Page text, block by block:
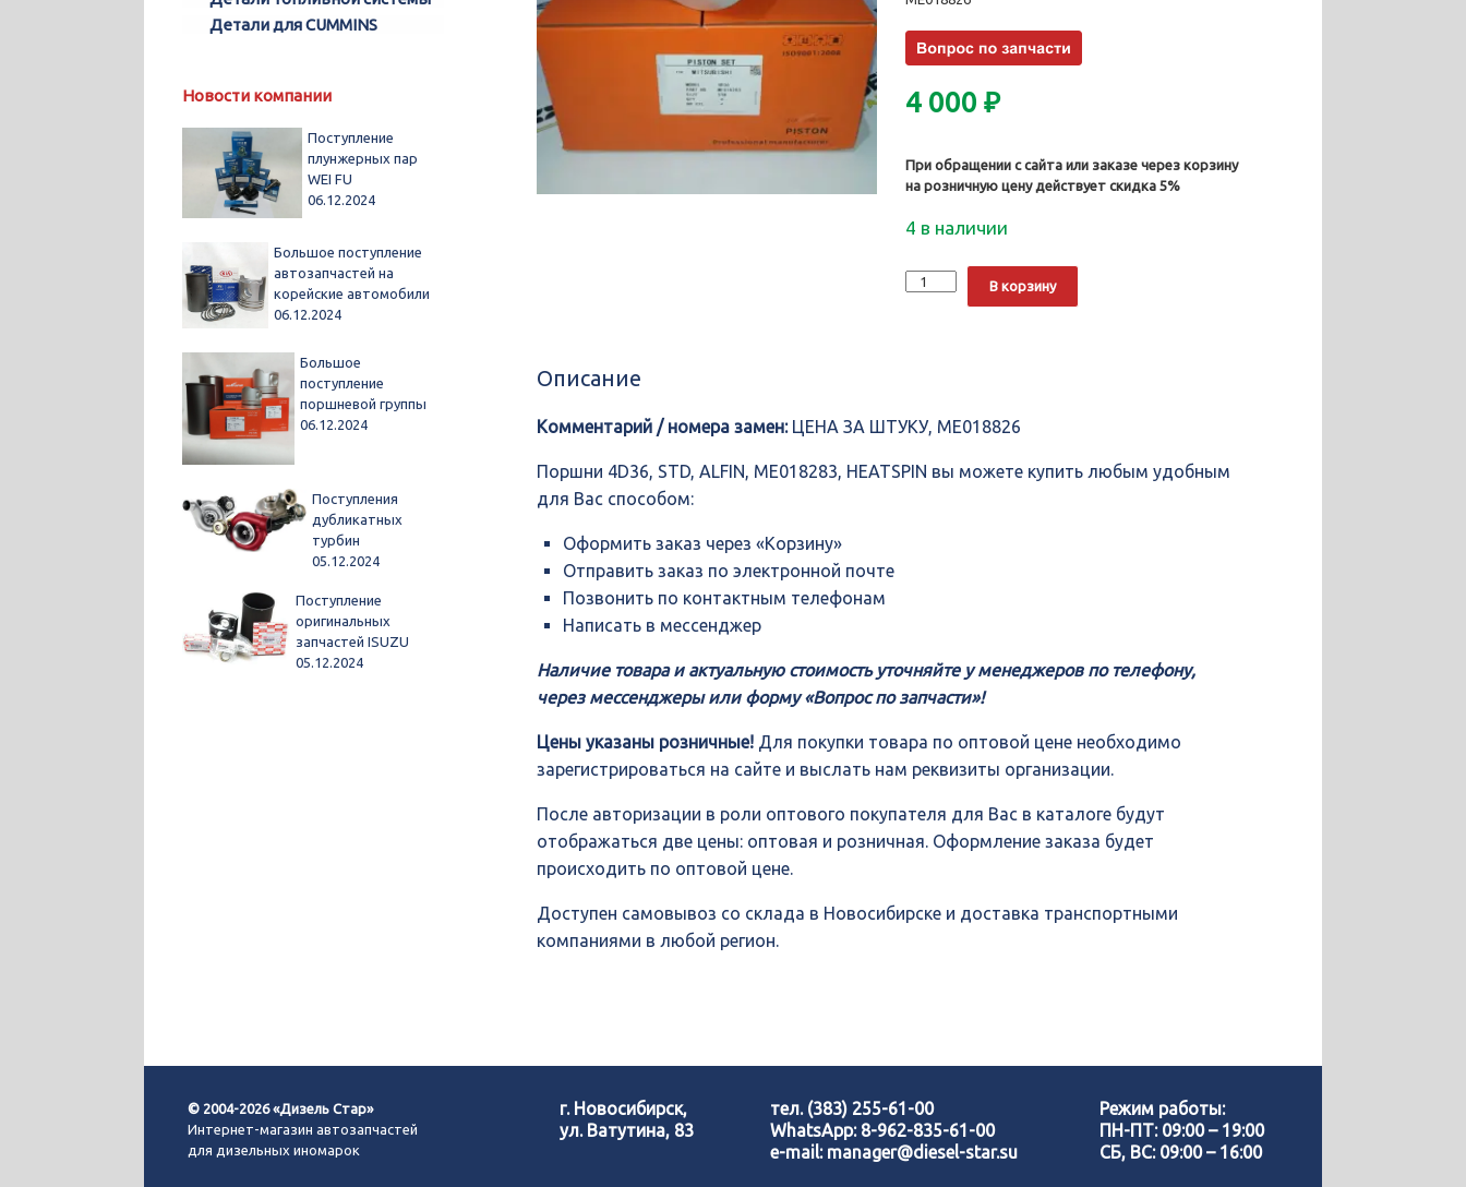
4 000₽
При обращении с сайта или заказе через корзину
на розничную цену действует скидка 5%
4 в наличии
Количество
Поршни
В корзину
Описание
Комментарий / номера замен:ЦЕНА ЗА ШТУКУ, ME018826
Поршни 4D36, STD, ALFIN, ME018283, HEATSPIN вы можете купить любым удобным
для Вас способом:
Оформить заказ через «Корзину»
Отправить заказ по электронной почте
Позвонить по контактным телефонам
Написать в мессенджер
Наличие товара и актуальную стоимость уточняйте у менеджеров по телефону,
через мессенджеры или форму «Вопрос по запчасти»!
Цены указаны розничные! Для покупки товара по оптовой цене необходимо
зарегистрироваться на сайте и выслать нам реквизиты организации.
После авторизации в роли оптового покупателя для Вас в каталоге будут
отображаться две цены: оптовая и розничная. Оформление заказа будет
происходить по оптовой цене.
Доступен самовывоз со склада в Новосибирске и доставка транспортными
компаниями в любой регион.
Детали для CUMMINS
Новости компании
Поступление
плунжерных пар
WEI FU
06.12.2024
Большое поступление
автозапчастей на
корейские автомобили
06.12.2024
Большое
поступление
поршневой группы
06.12.2024
Поступления
дубликатных
турбин
05.12.2024
Поступление
оригинальных
запчастей ISUZU
05.12.2024
© 2004-2026 «Дизель Стар»
Интернет-магазин автозапчастей
для дизельных иномарок
г. Новосибирск,
ул. Ватутина, 83
тел. (383) 255-61-00
WhatsApp: 8-962-835-61-00
e-mail: manager@diesel-star.su
Режим работы:
ПН-ПТ: 09:00 – 19:00
СБ, ВС: 09:00 – 16:00